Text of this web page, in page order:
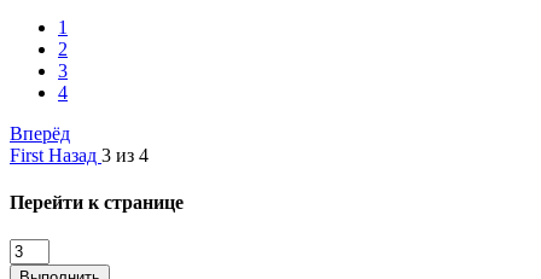
1
2
3
4
Вперёд
First Назад 3 из 4
Перейти к странице